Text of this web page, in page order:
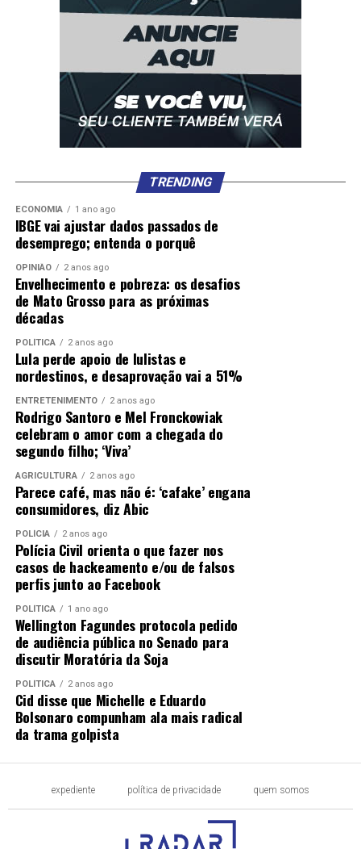
TRENDING
ECONOMIA 1 ano ago
IBGE vai ajustar dados passados de
desemprego; entenda o porquê
OPINIÃO 2 anos ago
Envelhecimento e pobreza: os desafios
de Mato Grosso para as próximas
décadas
POLÍTICA 2 anos ago
Lula perde apoio de lulistas e
nordestinos, e desaprovação vai a 51%
ENTRETENIMENTO 2 anos ago
Rodrigo Santoro e Mel Fronckowiak
celebram o amor com a chegada do
segundo filho; ‘Viva’
AGRICULTURA 2 anos ago
Parece café, mas não é: ‘cafake’ engana
consumidores, diz Abic
POLÍCIA 2 anos ago
Polícia Civil orienta o que fazer nos
casos de hackeamento e/ou de falsos
perfis junto ao Facebook
POLÍTICA 1 ano ago
Wellington Fagundes protocola pedido
de audiência pública no Senado para
discutir Moratória da Soja
POLÍTICA 2 anos ago
Cid disse que Michelle e Eduardo
Bolsonaro compunham ala mais radical
da trama golpista
expediente política de privacidade quem somos